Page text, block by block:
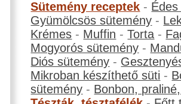
Sütemény receptek -
Gyümölcsös sütemény -
Krémes - Muffin -Torta -
Mogyorós sütemény -
Diós sütemény -
Mikroban készíthető süti -
sütemény - Bonbon,